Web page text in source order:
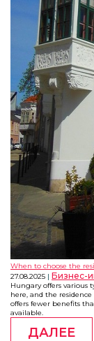
When to choose the
27.08.2025
Бизнес-
Hungary offers various
here, and the
offers fewer benefits
available.
ДАЛЕЕ